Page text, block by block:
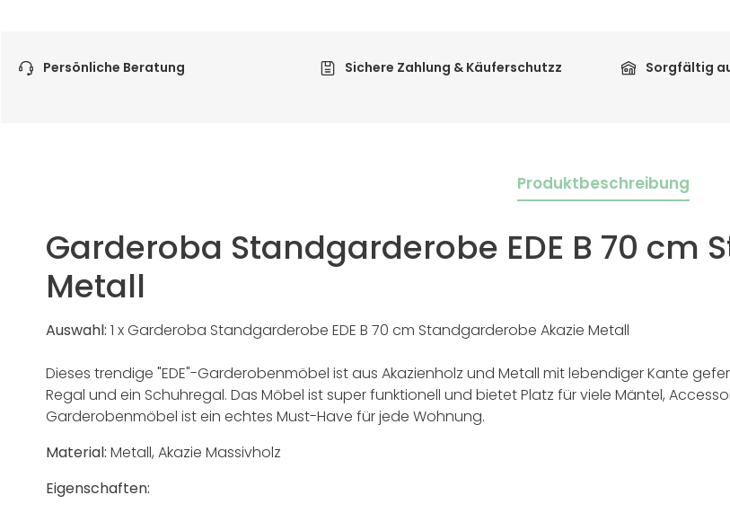
Persönliche Beratung Sichere Zahlung & Käuferschutzz Sorgfältig
Produktbeschreibung
Garderoba Standgarderobe EDE B 70 cm
Metall
Auswahl: 1 x Garderoba Standgarderobe EDE B 70 cm Standgarderobe Akazie Metall
Dieses trendige "EDE"-Garderobenmöbel ist aus Akazienholz und Metall mit lebendiger Kante
Regal und ein Schuhregal. Das Möbel ist super funktionell und bietet Platz für viele Mäntel,
Garderobenmöbel ist ein echtes Must-Have für jede Wohnung.
Material: Metall, Akazie Massivholz
Eigenschaften: